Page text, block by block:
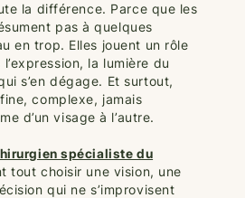
la différence. Parce que les
pas à quelques
en trop. Elles jouent un rôle
la lumière du
s’en dégage. Et surtout,
complexe, jamais
d’un visage à l’autre.
spécialiste du
tout choisir une vision, une
qui ne s’improvisent